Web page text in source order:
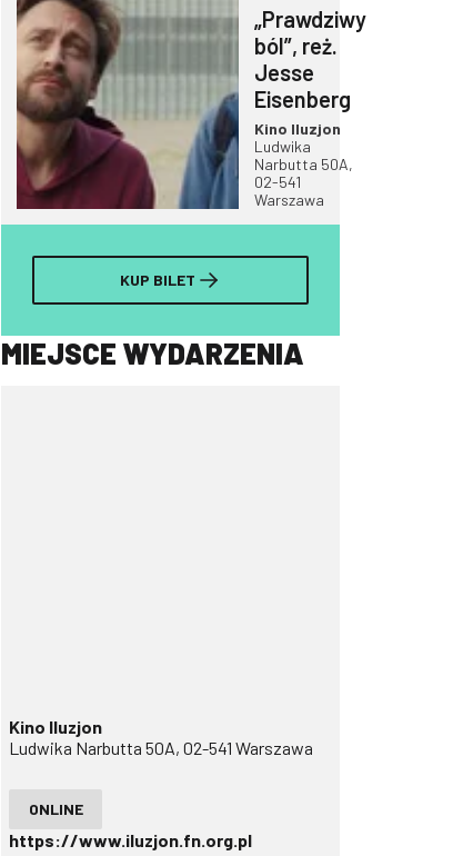
„Prawdziwy
ból”, reż.
Jesse
Eisenberg
Kino Iluzjon
Ludwika
Narbutta 50A,
02-541
Warszawa
KUP BILET
MIEJSCE WYDARZENIA
Kino Iluzjon
Ludwika Narbutta 50A, 02-541 Warszawa
ONLINE
https://www.iluzjon.fn.org.pl